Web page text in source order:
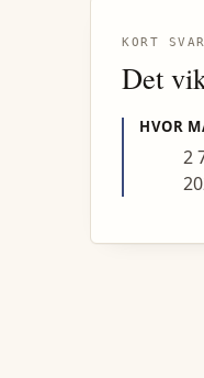
KORT SVAR
Det
HVOR
2